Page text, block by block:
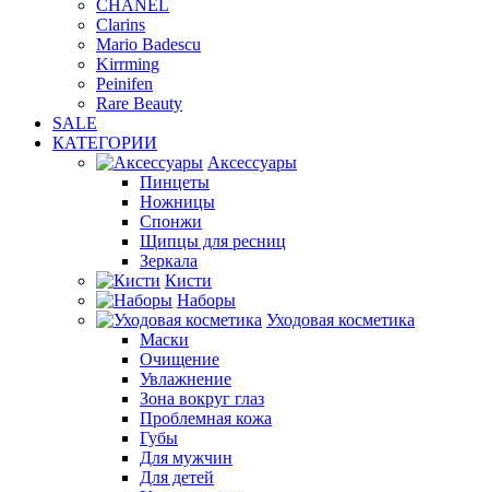
CHANEL
Clarins
Mario Badescu
Kirrming
Peinifen
Rare Beauty
SALE
КАТЕГОРИИ
Аксессуары
Пинцеты
Ножницы
Спонжи
Щипцы для ресниц
Зеркала
Кисти
Наборы
Уходовая косметика
Маски
Очищение
Увлажнение
Зона вокруг глаз
Проблемная кожа
Губы
Для мужчин
Для детей